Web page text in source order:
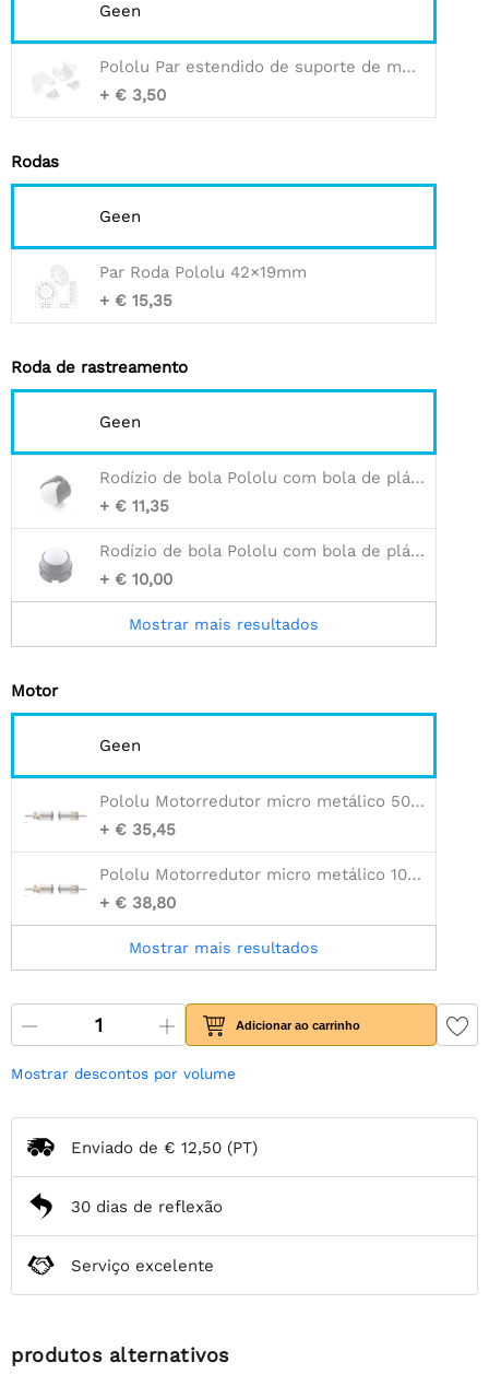
Geen
Pololu Par estendido de suporte de motoredutor micro metálico - 2 peças
+ € 3,50
Rodas
Geen
Par Roda Pololu 42×19mm
+ € 15,35
Roda de rastreamento
Geen
Rodízio de bola Pololu com bola de plástico de 1 ″ (versão antiga)
+ € 11,35
Rodízio de bola Pololu com bola de plástico de 1 ″ e rolos de plástico
+ € 10,00
Mostrar mais resultados
Motor
Geen
Pololu Motorredutor micro metálico 50:1 MP 6V com eixo de motor estendido
+ € 35,45
Pololu Motorredutor micro metálico 100:1 HPCB 12V com eixo de motor estendido
+ € 38,80
Mostrar mais resultados
Adicionar ao carrinho
Mostrar descontos por volume
Enviado de € 12,50 (PT)
30 dias de reflexão
Serviço excelente
produtos alternativos